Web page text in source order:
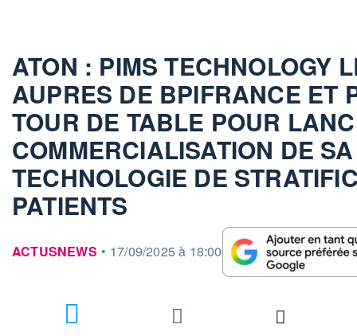
ATON : PIMS TECHNOLOGY
AUPRES DE BPIFRANCE ET
TOUR DE TABLE POUR
COMMERCIALISATION DE SA
TECHNOLOGIE DE
PATIENTS
information fournie par
ACTUSNEWS • 17/09/2025 à 18:00